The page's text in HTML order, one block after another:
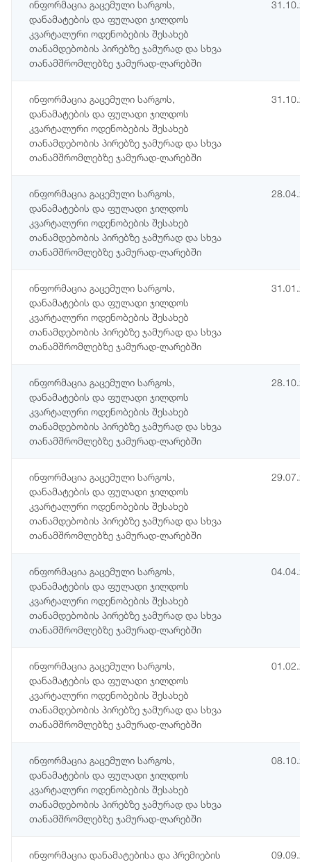
ინფორმაცია გაცემული სარგოს,
დანამატების და ფულადი ჯილდოს
კვარტალური ოდენობების შესახებ
თანამდებობის პირებზე ჯამურად და სხვა
თანამშრომლებზე ჯამურად-ლარებში
ინფორმაცია გაცემული სარგოს,
დანამატების და ფულადი ჯილდოს
კვარტალური ოდენობების შესახებ
თანამდებობის პირებზე ჯამურად და სხვა
თანამშრომლებზე ჯამურად-ლარებში
ინფორმაცია გაცემული სარგოს,
დანამატების და ფულადი ჯილდოს
კვარტალური ოდენობების შესახებ
თანამდებობის პირებზე ჯამურად და სხვა
თანამშრომლებზე ჯამურად-ლარებში
ინფორმაცია გაცემული სარგოს,
დანამატების და ფულადი ჯილდოს
კვარტალური ოდენობების შესახებ
თანამდებობის პირებზე ჯამურად და სხვა
თანამშრომლებზე ჯამურად-ლარებში
ინფორმაცია გაცემული სარგოს,
დანამატების და ფულადი ჯილდოს
კვარტალური ოდენობების შესახებ
თანამდებობის პირებზე ჯამურად და სხვა
თანამშრომლებზე ჯამურად-ლარებში
ინფორმაცია გაცემული სარგოს,
დანამატების და ფულადი ჯილდოს
კვარტალური ოდენობების შესახებ
თანამდებობის პირებზე ჯამურად და სხვა
თანამშრომლებზე ჯამურად-ლარებში
ინფორმაცია გაცემული სარგოს,
დანამატების და ფულადი ჯილდოს
კვარტალური ოდენობების შესახებ
თანამდებობის პირებზე ჯამურად და სხვა
თანამშრომლებზე ჯამურად-ლარებში
ინფორმაცია გაცემული სარგოს,
დანამატების და ფულადი ჯილდოს
კვარტალური ოდენობების შესახებ
თანამდებობის პირებზე ჯამურად და სხვა
თანამშრომლებზე ჯამურად-ლარებში
ინფორმაცია გაცემული სარგოს,
დანამატების და ფულადი ჯილდოს
კვარტალური ოდენობების შესახებ
თანამდებობის პირებზე ჯამურად და სხვა
თანამშრომლებზე ჯამურად-ლარებში
ინფორმაცია დანამატებისა და პრემიების